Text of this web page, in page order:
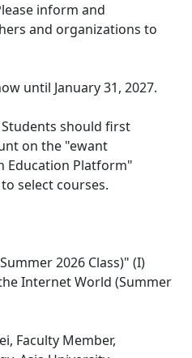
inform and
and organizations to
until January 31, 2027.
should first
on the "ewant
Education Platform"
select courses.
2026 Class)" (I)
Internet World (Summer
Faculty Member,